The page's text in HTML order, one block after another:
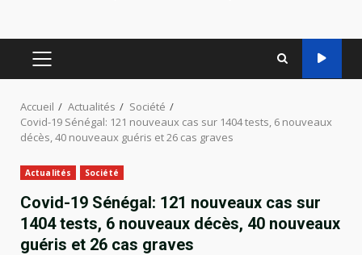
MENU
PRINCIPAL
Accueil Actualités
Société
Covid-19 Sénégal: 121 nouveaux cas sur 1404 tests, 6 nouveaux
décès, 40 nouveaux guéris et 26 cas graves
Actualités Société
Covid-19 Sénégal: 121 nouveaux cas sur
1404 tests, 6 nouveaux décès, 40 nouveaux
guéris et 26 cas graves